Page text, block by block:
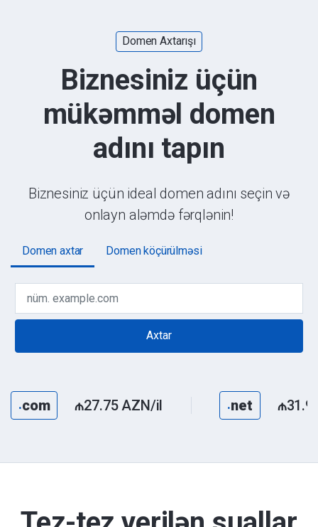
Domen Axtarışı
Biznesiniz üçün
mükəmməl domen
adını tapın
Biznesiniz üçün ideal domen adını seçin və
onlayn aləmdə fərqlənin!
Domen axtar Domen köçürülməsi
Axtar
.com ₼27.75 AZN/il .net